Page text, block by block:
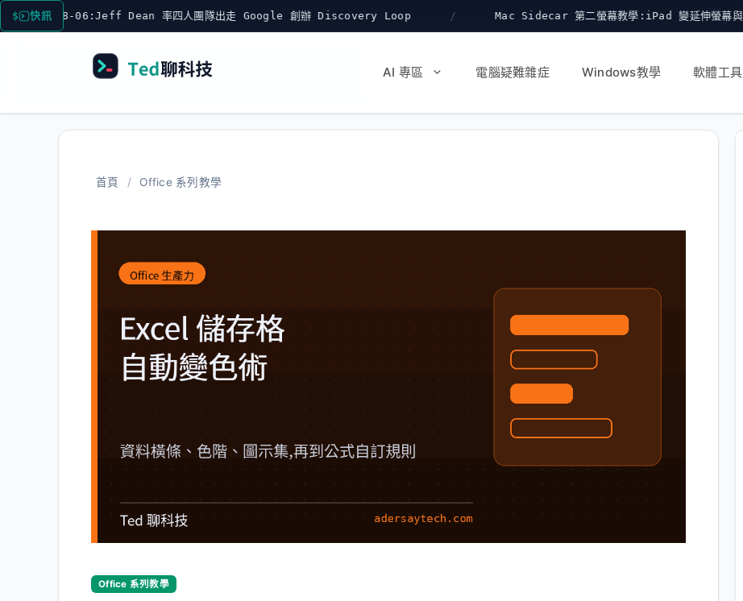
跳
至
快訊
Dean 率四人團隊出走 Google 創辦 Discovery Loop Mac Sidecar 第二螢幕教學:iPad 變延伸螢幕與繪圖板
AI 專區 電腦疑難雜症 Windows教學 軟體工具
首頁 / Office 系列教學
Office 系列教學